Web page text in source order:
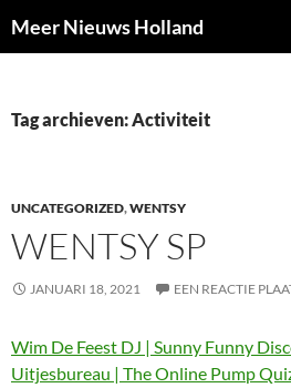
naar
Meer Nieuws Holland
Tag archieven: Activiteit
UNCATEGORIZED,WENTSY
WENTSY SP
JANUARI 18, 2021 EEN REACTIE
Wim De Feest DJ | Sunny Funny
Uitjesbureau | The Online Pump